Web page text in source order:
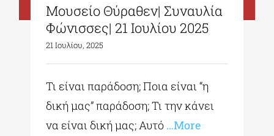
Μουσείο Θύραθεν| Συναυλία
Φώνισσες| 21 Ιουλίου 2025
21 Ιουλίου, 2025
Τι είναι παράδοση; Ποια είναι “η
δική μας” παράδοση; Τι την κάνει
να είναι δική μας; Αυτό …More